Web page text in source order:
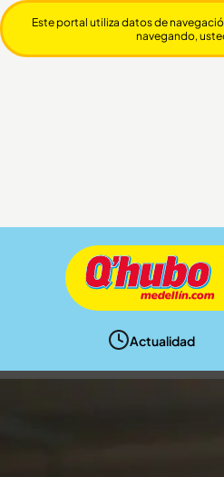
Actualidad
Este portal utiliza datos de
navegando,